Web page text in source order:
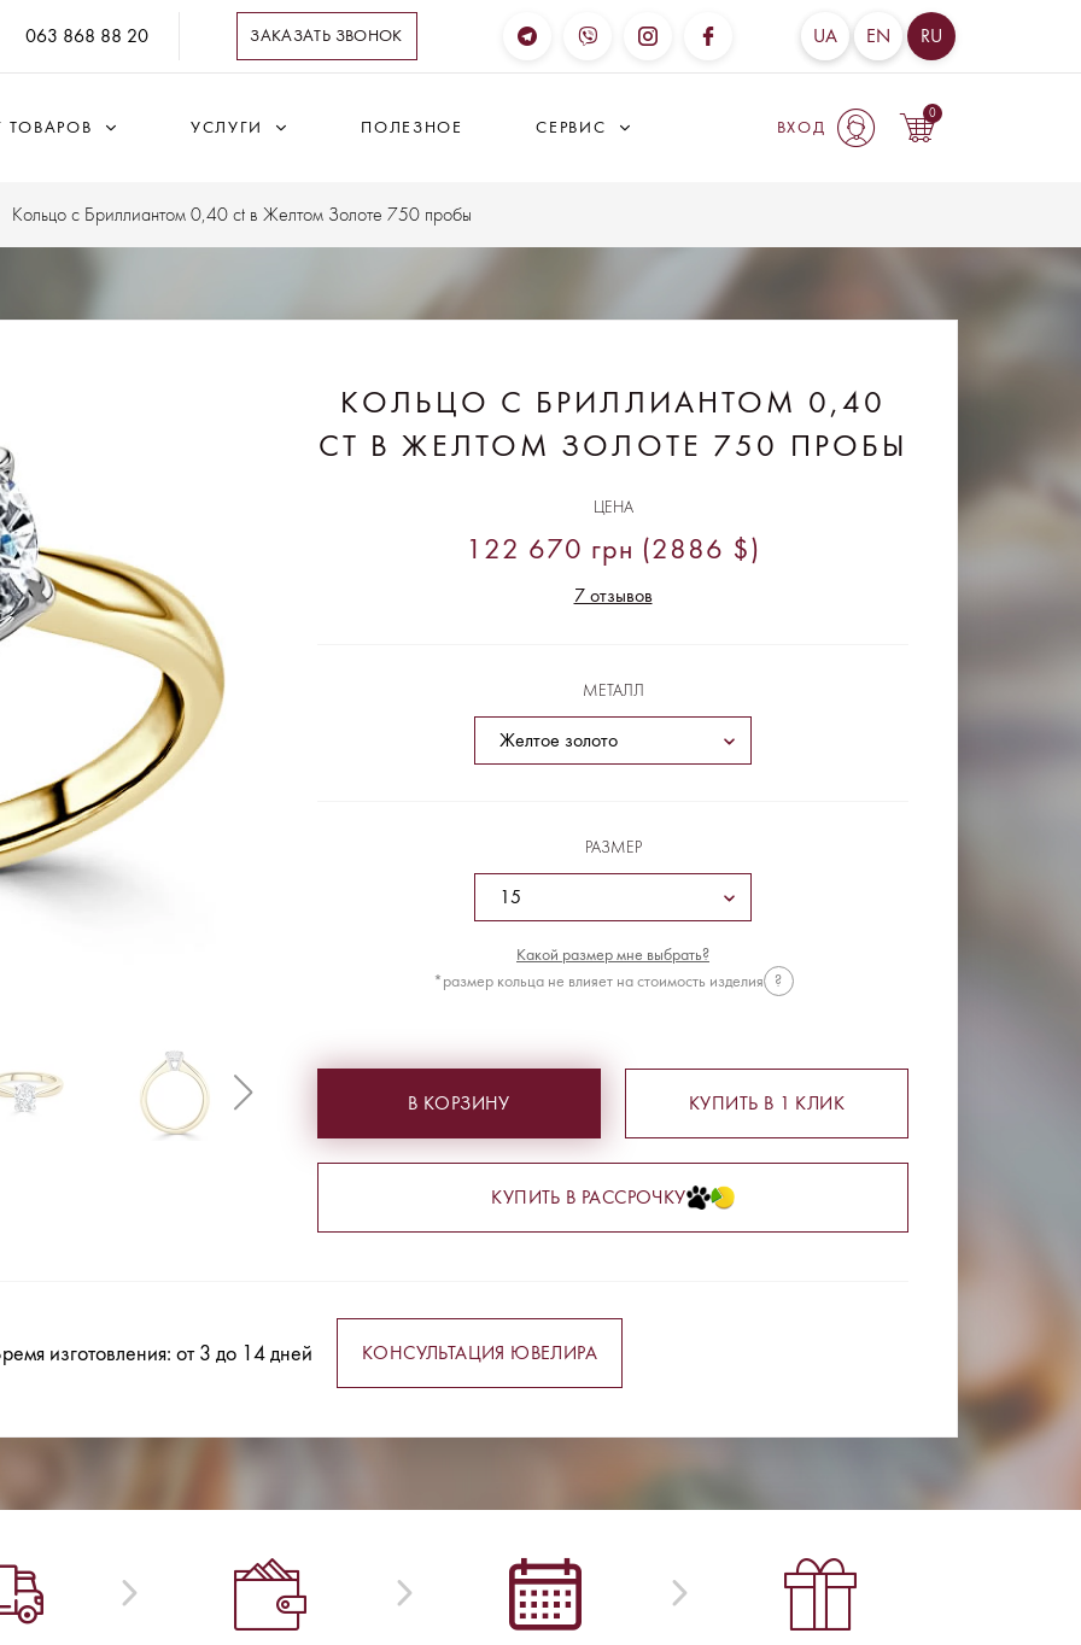
063 868 88 20 ЗАКАЗАТЬ ЗВОНОК UA EN RU
ТОВАРОВ УСЛУГИ ПОЛЕЗНОЕ СЕРВИС ВХОД
0
Кольцо с Бриллиантом 0,40 ct в Желтом Золоте 750 пробы
КОЛЬЦО С БРИЛЛИАНТОМ 0,40
CT В ЖЕЛТОМ ЗОЛОТЕ 750 ПРОБЫ
ЦЕНА
122 670 грн (2886 $)
7 отзывов
МЕТАЛЛ
РАЗМЕР
Какой размер мне выбрать?
*размер кольца не влияет на стоимость изделия
?
В КОРЗИНУ
КУПИТЬ В РАССРОЧКУ
КУПИТЬ В 1 КЛИК
изготовления: от 3 до 14 дней КОНСУЛЬТАЦИЯ ЮВЕЛИРА